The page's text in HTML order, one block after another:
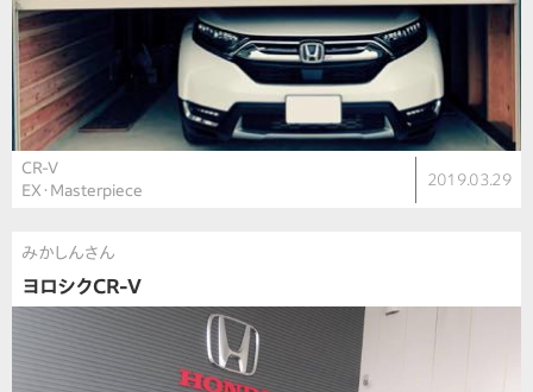
CR-V
EX・Masterpiece
2019.03.29
みかしんさん
ヨロシクCR-V